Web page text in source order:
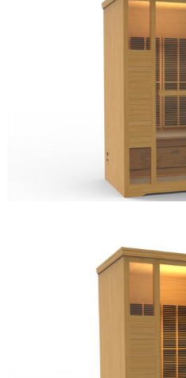
├─精品体验区
┗━能量系列
├─能量池系列
├─能量桌、椅系列
├─热销系列产品